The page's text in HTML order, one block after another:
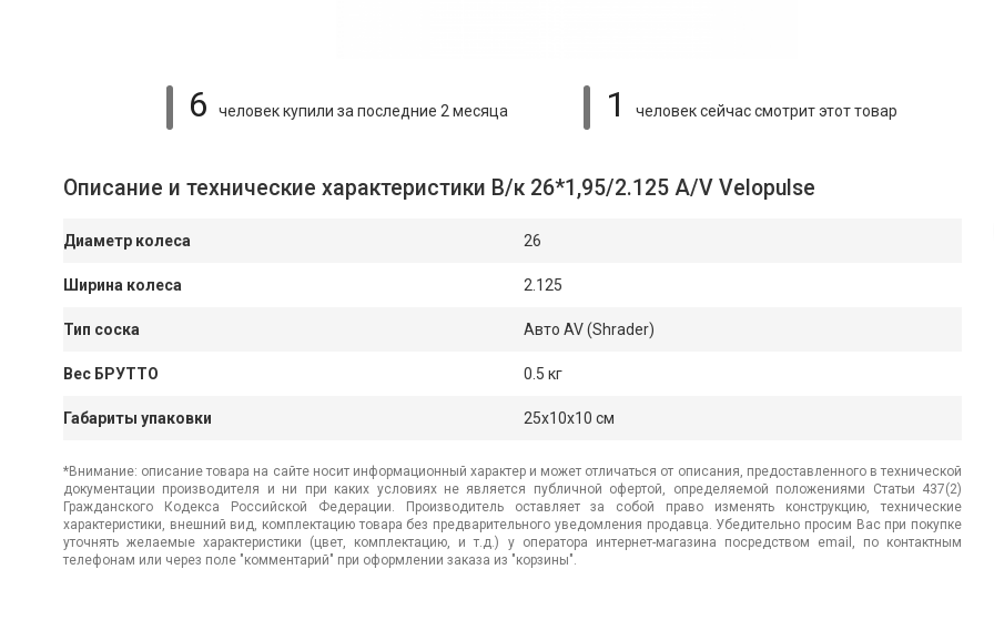
6 человек купили за последние 2 месяца 1 человек сейчас смотритэтот товар
Описание и технические характеристики В/к 26*1,95/2.125 A/V Velopulse
Диаметр колеса 26
Ширина колеса 2.125
Тип соска Авто AV (Shrader)
Вес БРУТТО 0.5 кг
Габариты упаковки 25x10x10 см
*Внимание: описание товара на сайте носит информационный характер и может отличаться от описания, предоставленного в технической
документации производителя и ни при каких условиях не является публичной офертой, определяемой положениями Статьи 437(2)
Гражданского Кодекса Российской Федерации. Производитель оставляет за собой право изменять конструкцию, технические
характеристики, внешний вид, комплектацию товара без предварительного уведомления продавца. Убедительно просим Вас при покупке
уточнять желаемые характеристики (цвет, комплектацию, и т.д.) у оператора интернет-магазина посредством email, по контактным
телефонам или через поле "комментарий" при оформлении заказа из "корзины".